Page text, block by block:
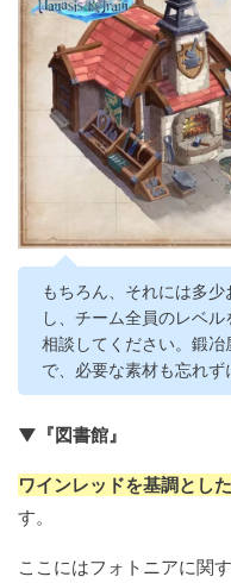
もちろん、それには多
し、チーム全員のレベ
相談してください。鍛
で、必要な素材も忘れず
▼『図書館』
ワインレッドを基調とし
す。
ここにはフォトニアに関